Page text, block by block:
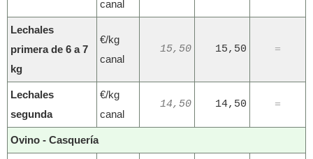
canal
Lechales
primera de 6 a 7
kg
€/kg
canal
15,50 15,50 =
Lechales
segunda
€/kg
canal
14,50 14,50 =
Ovino - Casquería